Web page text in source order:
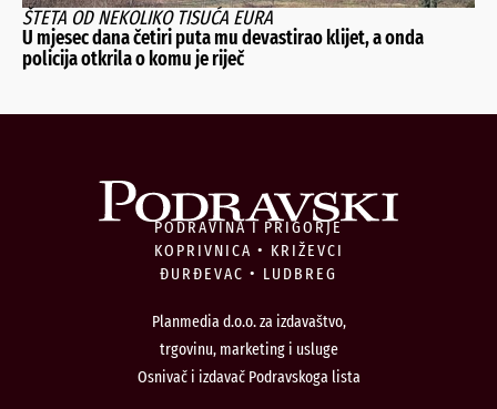
ŠTETA OD NEKOLIKO TISUĆA EURA
U mjesec dana četiri puta mu devastirao klijet, a onda
policija otkrila o komu je riječ
PODRAVINA I PRIGORJE
KOPRIVNICA • KRIŽEVCI
ĐURĐEVAC • LUDBREG
Planmedia d.o.o. za izdavaštvo,
trgovinu, marketing i usluge
Osnivač i izdavač Podravskoga lista